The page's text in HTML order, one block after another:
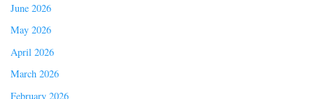
June 2026
May 2026
April 2026
March 2026
February 2026